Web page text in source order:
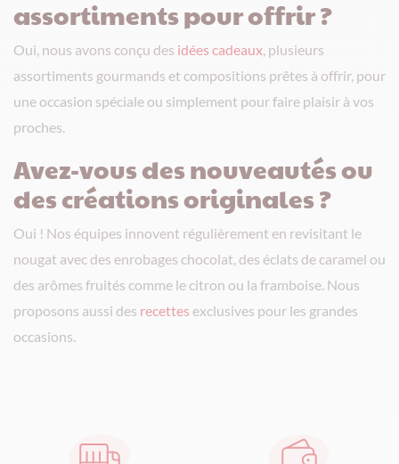
assortiments pour offrir ?
Oui, nous avons conçu des idées cadeaux, plusieurs
assortiments gourmands et compositions prêtes à offrir, pour
une occasion spéciale ou simplement pour faire plaisir à vos
proches.
Avez-vous des nouveautés ou
des créations originales ?
Oui ! Nos équipes innovent régulièrement en revisitant le
nougat avec des enrobages chocolat, des éclats de caramel ou
des arômes fruités comme le citron ou la framboise. Nous
proposons aussi des recettes exclusives pour les grandes
occasions.